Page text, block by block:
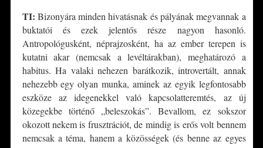
TI: Bizonyára minden hivatásnak és pályának megvannak a
buktatói és ezek jelentős része nagyon hasonló.
Antropológusként, néprajzosként, ha az ember terepen is
kutatni akar (nemcsak a levéltárakban), meghatározó a
habitus. Ha valaki nehezen barátkozik, introvertált, annak
nehezebb egy olyan munka, aminek az egyik legfontosabb
eszköze az idegenekkel való kapcsolatteremtés, az új
közegekbe történő „beleszokás”. Bevallom, ez sokszor
okozott nekem is frusztrációt, de mindig is erős volt bennem
nemcsak a téma, hanem a közösségek (és benne az egyes